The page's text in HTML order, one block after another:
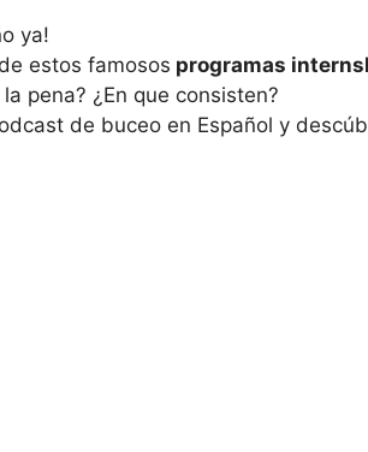
ya!
estos famosos programas
pena? ¿En que consisten?
de buceo en Español y